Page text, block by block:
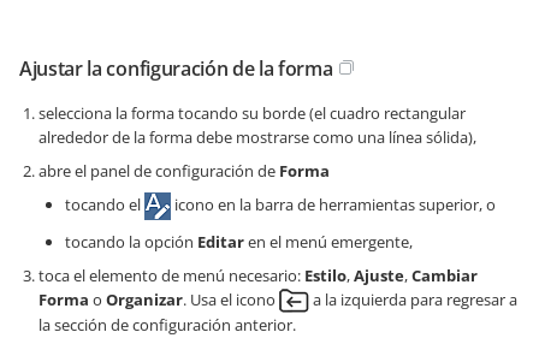
Ajustar la configuración de la forma
selecciona la forma tocando su borde (el cuadro rectangular
alrededor de la forma debe mostrarse como una línea sólida),
abre el panel de configuración de Forma
tocando el
icono en la barra de herramientas superior, o
tocando la opción Editaren el menú emergente,
toca el elemento de menú necesario: Estilo,Ajuste,Cambiar
Forma o Organizar. Usa el icono
a la izquierda para regresar a
la sección de configuración anterior.